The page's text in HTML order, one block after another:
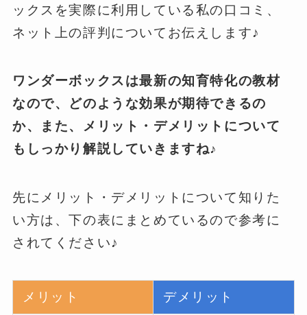
ックスを実際に利用している私の口コミ、
ネット上の評判についてお伝えします♪
ワンダーボックスは最新の知育特化の教材
なので、どのような効果が期待できるの
か、また、メリット・デメリットについて
もしっかり解説していきますね♪
先にメリット・デメリットについて知りた
い方は、下の表にまとめているので参考に
されてください♪
メリット デメリット